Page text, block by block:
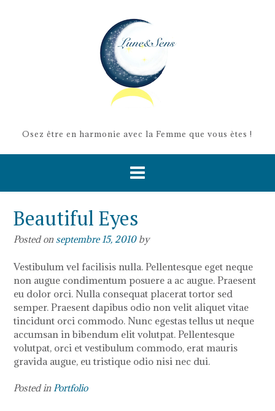
Osez être en harmonie avec la Femme que vous ètes !
Beautiful Eyes
Posted onseptembre 15, 2010by
Vestibulum vel facilisis nulla. Pellentesque eget neque
non augue condimentum posuere a ac augue. Praesent
eu dolor orci. Nulla consequat placerat tortor sed
semper. Praesent dapibus odio non velit aliquet vitae
tincidunt orci commodo. Nunc egestas tellus ut neque
accumsan in bibendum elit volutpat. Pellentesque
volutpat, orci et vestibulum commodo, erat mauris
gravida augue, eu tristique odio nisi nec dui.
Posted inPortfolio